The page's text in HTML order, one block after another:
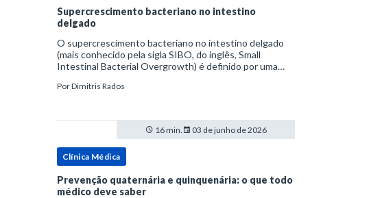
Supercrescimento bacteriano no intestino
delgado
O supercrescimento bacteriano no intestino delgado
(mais conhecido pela sigla SIBO, do inglês, Small
Intestinal Bacterial Overgrowth) é definido por uma
específica de disbiose do trato digestivo. P
PorDimitris Rados
16 min. 03 de junho de 2026
Clínica Médica
Prevenção quaternária e quinquenária: o que todo
médico deve saber